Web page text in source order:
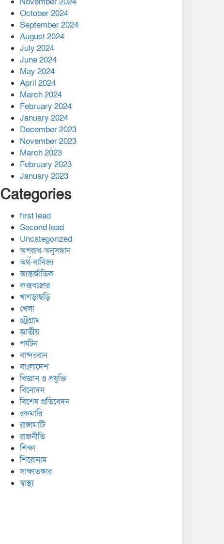
বান্দরবানে বন্যায় ক্ষতিগ্রস্তদের
মাঝে সহায়তা দিলেন সাচিং প্রু
জেরী
October 2024
September 2024
August 2024
July 2024
June 2024
May 2024
April 2024
March 2024
February 2024
January 2024
December 2023
November 2023
March 2023
February 2023
January 2023
Categories
first lead
Second lead
Uncategorized
অপরাধ-অনুসন্ধান
অর্থ-বানিজ্য
আন্তর্জাতিক
কক্সবাজার
খাগড়াছড়ি
খেলা
চট্রগ্রাম
জাতীয়
পর্যটন
বান্দরবান
বাংলাদেশ
বিজ্ঞান ও প্রযুক্তি
বিনোদন
বিশেষ প্রতিবেদন
রকমারি
রাঙ্গামাটি
রাজনীতি
শিক্ষা
শিরোনাম
সাক্ষাতকার
স্বাস্থ্য